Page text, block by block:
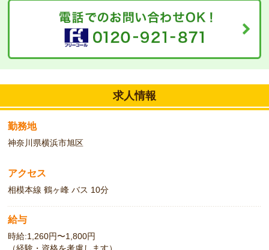
求人情報
勤務地
神奈川県横浜市旭区
アクセス
相模本線 鶴ヶ峰 バス 10分
給与
時給:1,260円〜1,800円